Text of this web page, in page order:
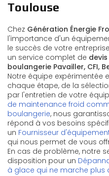
Toulouse
Chez Génération Énergie
l'importance d'un
le succès de votre
un service complet de
boulangerie Pavailler, CFI,
Notre équipe expérimentée
chaque étape, de la
par l'entretien de votre
de maintenance froid
boulangerie, nous
répond à vos besoins
un Fournisseur
qui nous permet de vous
En cas de problème, notre
disposition pour un
à glace qui ne marche plus